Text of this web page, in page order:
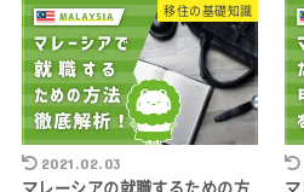
移住の基礎知識
2021.02.03